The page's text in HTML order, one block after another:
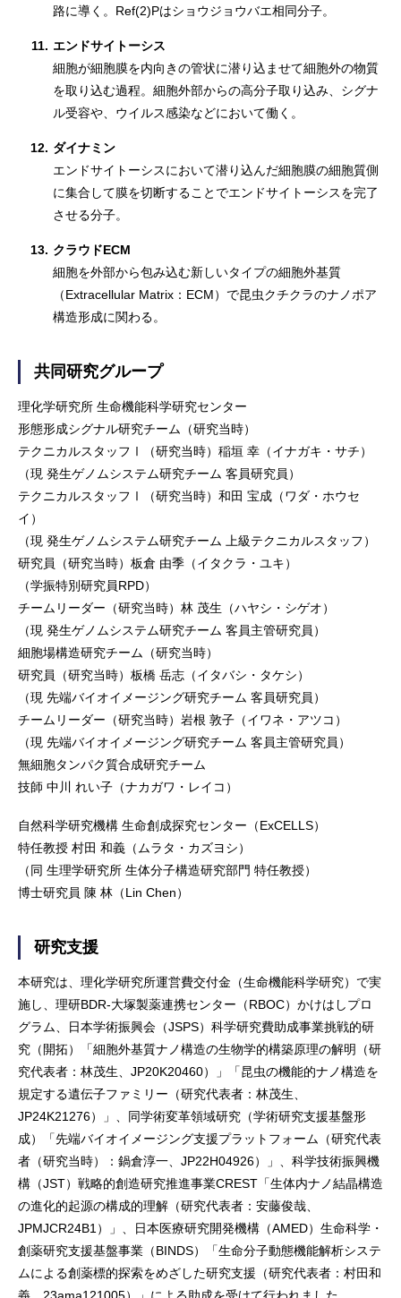
路に導く。Ref(2)Pはショウジョウバエ相同分子。
11. エンドサイトーシス
細胞が細胞膜を内向きの管状に潜り込ませて細胞外の物質
を取り込む過程。細胞外部からの高分子取り込み、シグナ
ル受容や、ウイルス感染などにおいて働く。
12. ダイナミン
エンドサイトーシスにおいて潜り込んだ細胞膜の細胞質側
に集合して膜を切断することでエンドサイトーシスを完了
させる分子。
13. クラウドECM
細胞を外部から包み込む新しいタイプの細胞外基質
（Extracellular Matrix：ECM）で昆虫クチクラのナノポア
構造形成に関わる。
共同研究グループ
理化学研究所 生命機能科学研究センター
形態形成シグナル研究チーム（研究当時）
テクニカルスタッフⅠ（研究当時）稲垣 幸（イナガキ・サチ）
（現 発生ゲノムシステム研究チーム 客員研究員）
テクニカルスタッフⅠ（研究当時）和田 宝成（ワダ・ホウセ
イ）
（現 発生ゲノムシステム研究チーム 上級テクニカルスタッフ）
研究員（研究当時）板倉 由季（イタクラ・ユキ）
（学振特別研究員RPD）
チームリーダー（研究当時）林 茂生（ハヤシ・シゲオ）
（現 発生ゲノムシステム研究チーム 客員主管研究員）
細胞場構造研究チーム（研究当時）
研究員（研究当時）板橋 岳志（イタバシ・タケシ）
（現 先端バイオイメージング研究チーム 客員研究員）
チームリーダー（研究当時）岩根 敦子（イワネ・アツコ）
（現 先端バイオイメージング研究チーム 客員主管研究員）
無細胞タンパク質合成研究チーム
技師 中川 れい子（ナカガワ・レイコ）
自然科学研究機構 生命創成探究センター（ExCELLS）
特任教授 村田 和義（ムラタ・カズヨシ）
（同 生理学研究所 生体分子構造研究部門 特任教授）
博士研究員 陳 林（Lin Chen）
研究支援
本研究は、理化学研究所運営費交付金（生命機能科学研究）で実
施し、理研BDR-大塚製薬連携センター（RBOC）かけはしプロ
グラム、日本学術振興会（JSPS）科学研究費助成事業挑戦的研
究（開拓）「細胞外基質ナノ構造の生物学的構築原理の解明（研
究代表者：林茂生、JP20K20460）」「昆虫の機能的ナノ構造を
規定する遺伝子ファミリー（研究代表者：林茂生、
JP24K21276）」、同学術変革領域研究（学術研究支援基盤形
成）「先端バイオイメージング支援プラットフォーム（研究代表
者（研究当時）：鍋倉淳一、JP22H04926）」、科学技術振興機
構（JST）戦略的創造研究推進事業CREST「生体内ナノ結晶構造
の進化的起源の構成的理解（研究代表者：安藤俊哉、
JPMJCR24B1）」、日本医療研究開発機構（AMED）生命科学・
創薬研究支援基盤事業（BINDS）「生命分子動態機能解析システ
ムによる創薬標的探索をめざした研究支援（研究代表者：村田和